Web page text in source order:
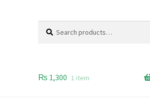
for:
₨ 1,300 1 item